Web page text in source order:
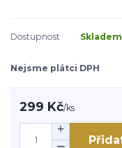
Dostupnost Skladem
Nejsme plátci DPH
299 Kč/ks